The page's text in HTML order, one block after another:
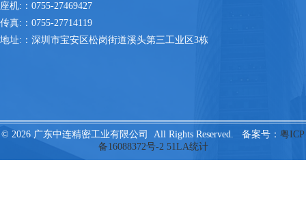
座机:：0755-27469427
传真:：0755-27714119
地址:：深圳市宝安区松岗街道溪头第三工业区3栋
© 2026 广东中连精密工业有限公司 All Rights Reserved. 备案号： 粤ICP
备16088372号-2 51LA统计